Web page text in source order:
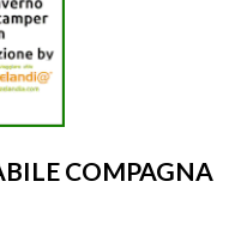
COMPAGNA